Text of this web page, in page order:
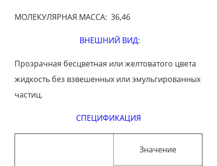
МОЛЕКУЛЯРНАЯ МАССА: 36,46
ВНЕШНИЙ ВИД:
Прозрачная бесцветная или желтоватого цвета
жидкость без взвешенных или эмульгированных
частиц.
СПЕЦИФИКАЦИЯ
Значение